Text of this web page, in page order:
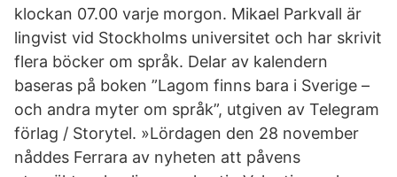
klockan 07.00 varje morgon. Mikael Parkvall är
lingvist vid Stockholms universitet och har skrivit
flera böcker om språk. Delar av kalendern
baseras på boken ”Lagom finns bara i Sverige –
och andra myter om språk”, utgiven av Telegram
förlag / Storytel. »Lördagen den 28 november
nåddes Ferrara av nyheten att påvens